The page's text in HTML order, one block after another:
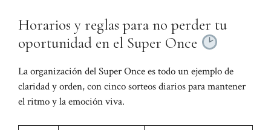
Horarios y reglas para no perder tu
oportunidad en el Super Once
La organización del Super Once es todo un ejemplo de
claridad y orden, con cinco sorteos diarios para mantener
el ritmo y la emoción viva.